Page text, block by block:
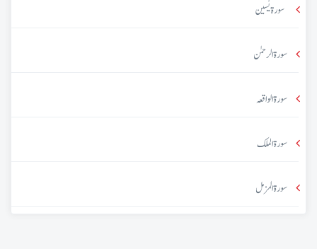
سورۃ یٰسین
سورۃ الرحمٰن
سورۃ الواقعہ
سورۃ الملک
سورۃ المزمل